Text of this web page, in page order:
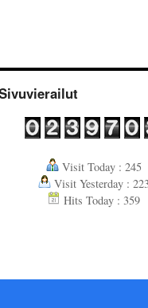
Visit Today : 245
Visit Yesterday :
Hits Today : 359